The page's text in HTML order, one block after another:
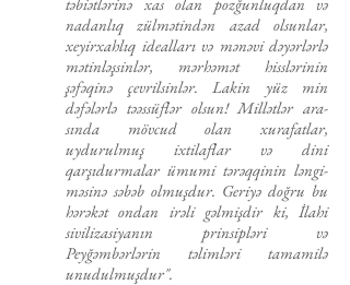
nadanlıq zülmәtindәn azad olsunlar,
xeyirxahlıq idealları vә mәnәvi dәyәrlәrlә
mәtinlәşsinlәr, mәrhәmәt hisslәrinin
şәfәqinә çevrilsinlәr. Lakin yüz min
dәfәlәrlә tәәssüflәr olsun! Millәtlәr ara­
sında mövcud olan xurafatlar,
uydurulmuş ixtilaflar vә dini
qarşıdurmalar ümumi tәrәqqinin lәngi­
mәsinә sәbәb olmuşdur. Geriyә doğru bu
hәrәkәt ondan irәli gәlmişdir ki, İlahi
sivilizasiyanın prinsiplәri vә
Peyğәmbәrlәrin tәlimlәri tamamilә
unudulmuşdur".